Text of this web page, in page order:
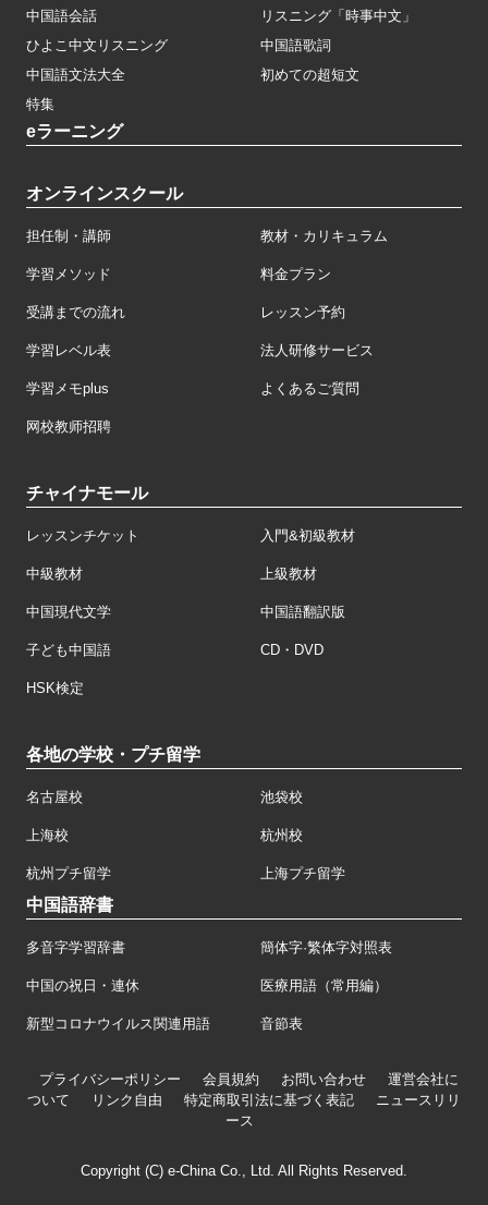
中国語会話
リスニング「時事中文」
ひよこ中文リスニング
中国語歌詞
中国語文法大全
初めての超短文
特集
eラーニング
オンラインスクール
担任制・講師 教材・カリキュラム
学習メソッド 料金プラン
受講までの流れ レッスン予約
学習レベル表 法人研修サービス
学習メモplus よくあるご質問
网校教师招聘
チャイナモール
レッスンチケット 入門&初級教材
中級教材 上級教材
中国現代文学 中国語翻訳版
子ども中国語 CD・DVD
HSK検定
各地の学校・プチ留学
名古屋校 池袋校
上海校 杭州校
杭州プチ留学 上海プチ留学
中国語辞書
多音字学習辞書 簡体字·繁体字対照表
中国の祝日・連休 医療用語（常用編）
新型コロナウイルス関連用語 音節表
プライバシーポリシー 会員規約 お問い合わせ
運営会社に
ついて
リンク自由 特定商取引法に基づく表記
ニュースリリ
ース
Copyright (C) e-China Co., Ltd. All Rights Reserved.